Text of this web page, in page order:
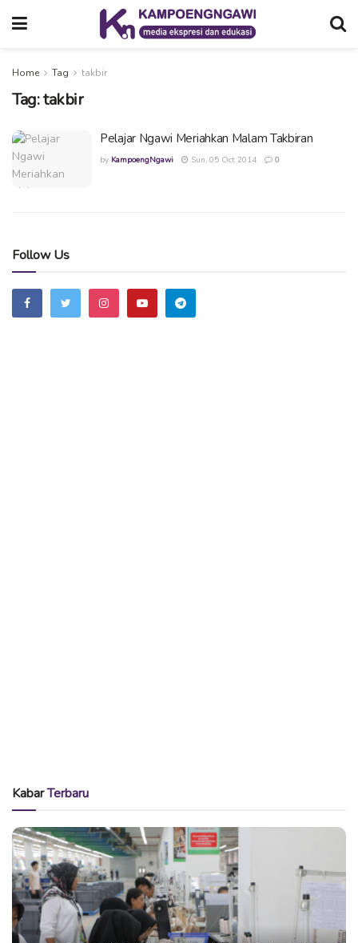
Home Tag takbir
Tag:takbir
Pelajar Ngawi Meriahkan Malam Takbiran
by KampoengNgawi Sun, 05 Oct 2014 0
Follow Us
KabarTerbaru